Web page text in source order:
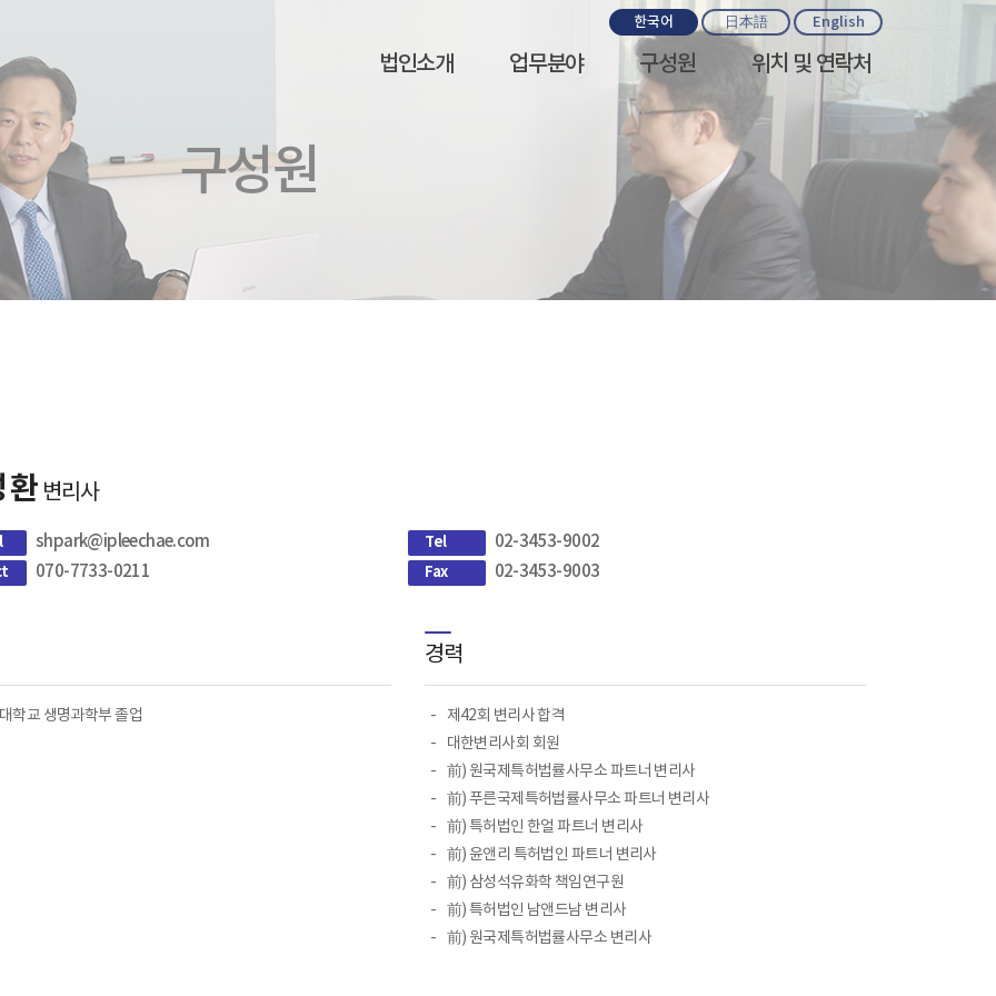
한국어 日本語 English
법인소개 업무분야 구성원 위치 및 연락처
구성원
환변리사
shpark@ipleechae.com Tel 02-3453-9002
070-7733-0211 Fax 02-3453-9003
학교 생명과학부 졸업
경력
제42회 변리사 합격
대한변리사회 회원
前) 원국제특허법률사무소 파트너 변리사
前) 푸른국제특허법률사무소 파트너 변리사
前) 특허법인 한얼 파트너 변리사
前) 윤앤리 특허법인 파트너 변리사
前) 삼성석유화학 책임연구원
前) 특허법인 남앤드남 변리사
前) 원국제특허법률사무소 변리사